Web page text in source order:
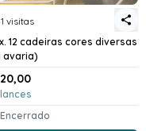
visitas
12 cadeiras cores diversas
avaria)